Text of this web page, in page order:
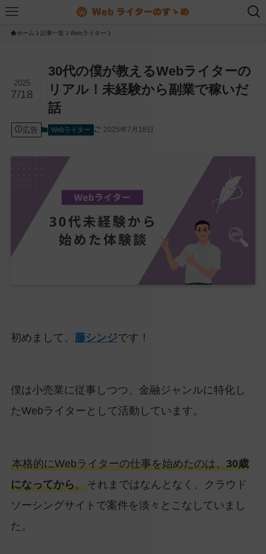
ホーム 記事一覧 Webライター
30代の僕が教えるWebライターの
リアル！未経験から副業で稼いだ
話
2025
7/18
広告 Webライター 2025年7月18日
初めまして、 藤シンジです！
僕は小売業に従事しつつ、金融ジャンルに特化し
たWebライターとして活動しています。
本格的にWebライターの仕事を始めたのは、30歳
になってから。それまではなんとなく、クラウド
ソーシングサイトで案件を淡々とこなしていまし
た。